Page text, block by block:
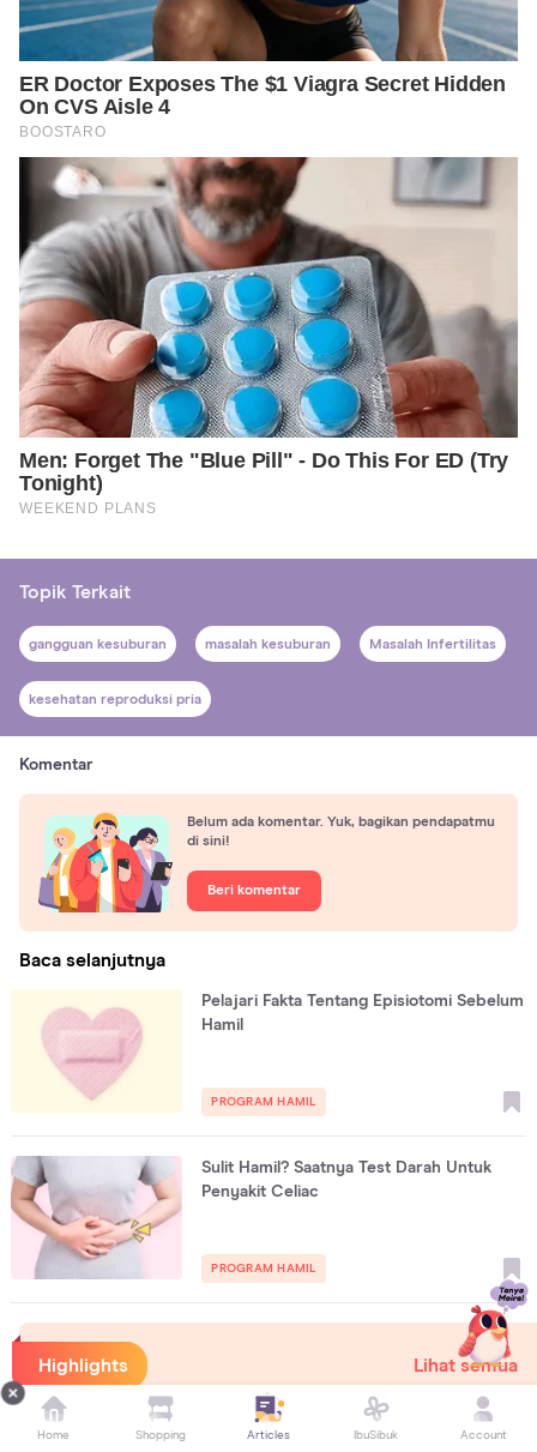
Topik Terkait
gangguan kesuburan masalah kesuburan Masalah Infertilitas
kesehatan reproduksi pria
Komentar
Belum ada komentar. Yuk, bagikan pendapatmu
di sini!
Beri komentar
Baca selanjutnya
Pelajari Fakta Tentang Episiotomi Sebelum
Hamil
PROGRAM HAMIL
Sulit Hamil? Saatnya Test Darah Untuk
Penyakit Celiac
PROGRAM HAMIL
Highlights Lihat semua
Home Shopping Articles IbuSibuk Account